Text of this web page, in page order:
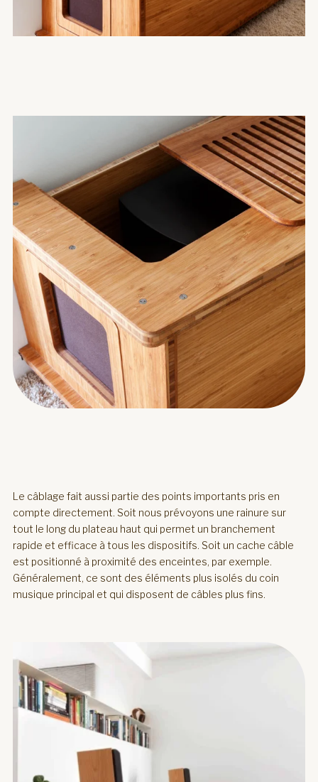
Le câblage fait aussi partie des points importants pris en
compte directement. Soit nous prévoyons une rainure sur
tout le long du plateau haut qui permet un branchement
rapide et efficace à tous les dispositifs. Soit un cache câble
est positionné à proximité des enceintes, par exemple.
Généralement, ce sont des éléments plus isolés du coin
musique principal et qui disposent de câbles plus fins.